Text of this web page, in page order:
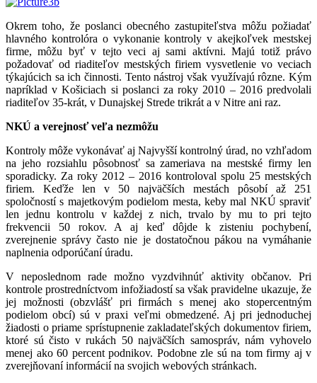
Okrem toho, že poslanci obecného zastupiteľstva môžu požiadať
hlavného kontrolóra o vykonanie kontroly v akejkoľvek mestskej
firme, môžu byť v tejto veci aj sami aktívni. Majú totiž právo
požadovať od riaditeľov mestských firiem vysvetlenie vo veciach
týkajúcich sa ich činnosti. Tento nástroj však využívajú rôzne. Kým
napríklad v Košiciach si poslanci za roky 2010 – 2016 predvolali
riaditeľov 35-krát, v Dunajskej Strede trikrát a v Nitre ani raz.
NKÚ a verejnosť veľa nezmôžu
Kontroly môže vykonávať aj Najvyšší kontrolný úrad, no vzhľadom
na jeho rozsiahlu pôsobnosť sa zameriava na mestské firmy len
sporadicky. Za roky 2012 – 2016 kontroloval spolu 25 mestských
firiem. Keďže len v 50 najväčších mestách pôsobí až 251
spoločností s majetkovým podielom mesta, keby mal NKÚ spraviť
len jednu kontrolu v každej z nich, trvalo by mu to pri tejto
frekvencii 50 rokov. A aj keď dôjde k zisteniu pochybení,
zverejnenie správy často nie je dostatočnou pákou na vymáhanie
naplnenia odporúčaní úradu.
V neposlednom rade možno vyzdvihnúť aktivity občanov. Pri
kontrole prostredníctvom infožiadostí sa však pravidelne ukazuje, že
jej možnosti (obzvlášť pri firmách s menej ako stopercentným
podielom obcí) sú v praxi veľmi obmedzené. Aj pri jednoduchej
žiadosti o priame sprístupnenie zakladateľských dokumentov firiem,
ktoré sú čisto v rukách 50 najväčších samospráv, nám vyhovelo
menej ako 60 percent podnikov. Podobne zle sú na tom firmy aj v
zverejňovaní informácií na svojich webových stránkach.